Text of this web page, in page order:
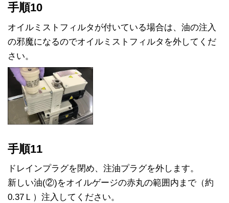
手順10
オイルミストフィルタが付いている場合は、油の注入
の邪魔になるのでオイルミストフィルタを外してくだ
さい。
手順11
ドレインプラグを閉め、注油プラグを外します。
新しい油(②)をオイルゲージの赤丸の範囲内まで（約
0.37Ｌ）注入してください。